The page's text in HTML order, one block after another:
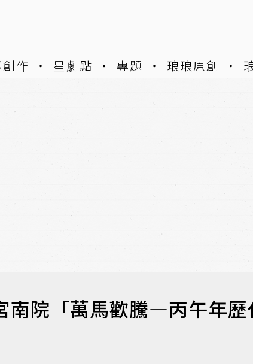
作 星劇點 專題 琅琅原創
南院「萬馬歡騰—丙午年歷